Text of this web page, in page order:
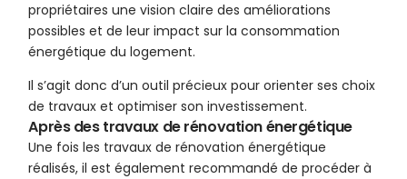
propriétaires une vision claire des améliorations
possibles et de leur impact sur la consommation
énergétique du logement.
Il s’agit donc d’un outil précieux pour orienter ses choix
de travaux et optimiser son investissement.
Après des travaux de rénovation énergétique
Une fois les travaux de rénovation énergétique
réalisés, il est également recommandé de procéder à